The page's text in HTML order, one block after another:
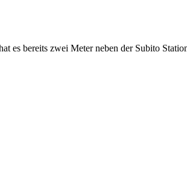
es bereits zwei Meter neben der Subito